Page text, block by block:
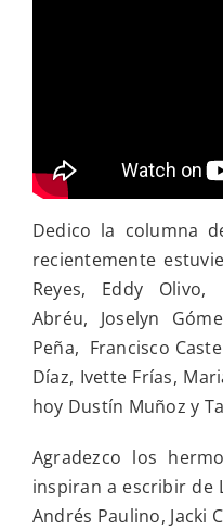
Dedico la columna
recientemente
Reyes, Eddy Olivo,
Abréu, Joselyn
Peña, Francisco
Díaz, Ivette Frías,
hoy Dustín Muñoz y
Agradezco los
inspiran a escribir de
Andrés Paulino, Jacki